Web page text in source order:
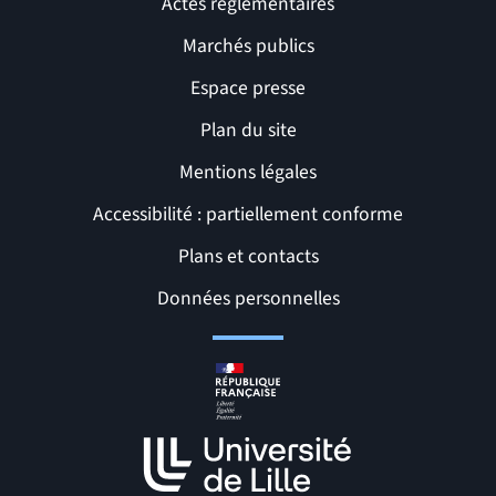
Liens et pages utiles
Marchés publics
Espace presse
Plan du site
Mentions légales
Accessibilité : partiellement conforme
Plans et contacts
Données personnelles